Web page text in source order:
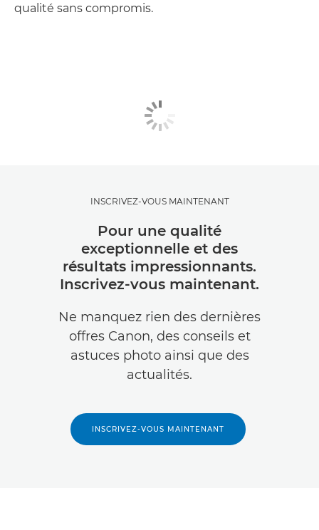
qualité sans compromis.
INSCRIVEZ-VOUS MAINTENANT
Pour une qualité
exceptionnelle et des
résultats impressionnants.
Inscrivez-vous maintenant.
Ne manquez rien des dernières
offres Canon, des conseils et
astuces photo ainsi que des
actualités.
INSCRIVEZ-VOUS MAINTENANT